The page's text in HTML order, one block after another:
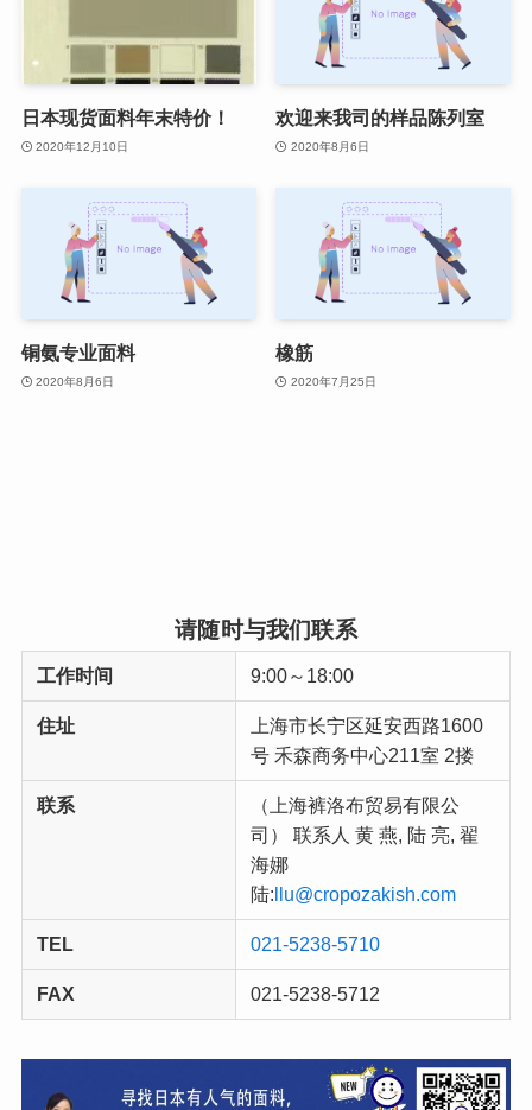
日本现货面料年末特价！
2020年12月10日
欢迎来我司的样品陈列室
2020年8月6日
铜氨专业面料
2020年8月6日
橡筋
2020年7月25日
请随时与我们联系
工作时间 9:00～18:00
住址
上海市长宁区延安西路1600
号 禾森商务中心211室 2搂
联系
（上海裤洛布贸易有限公
司） 联系人 黄 燕, 陆 亮, 翟
海娜
陆:llu@cropozakish.com
TEL 021-5238-5710
FAX 021-5238-5712